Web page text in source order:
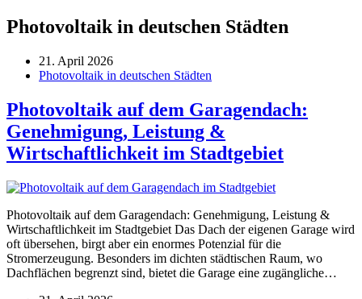
Photovoltaik in deutschen Städten
21. April 2026
Photovoltaik in deutschen Städten
Photovoltaik auf dem Garagendach:
Genehmigung, Leistung &
Wirtschaftlichkeit im Stadtgebiet
Photovoltaik auf dem Garagendach: Genehmigung, Leistung &
Wirtschaftlichkeit im Stadtgebiet Das Dach der eigenen Garage wird
oft übersehen, birgt aber ein enormes Potenzial für die
Stromerzeugung. Besonders im dichten städtischen Raum, wo
Dachflächen begrenzt sind, bietet die Garage eine zugängliche…